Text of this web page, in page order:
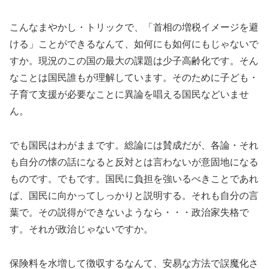
こんなまやかし・トリックで、「首相の増税イメージを避
ける」ことができるなんて、如何にも如何にもじゃないで
すか。現況のこの国の最大の課題は少子高齢化です。そん
なことは国民誰もが理解しています。そのために子ども・
子育て支援が必要なことに異論を唱える国民などいませ
ん。
でも国民はわがままです。総論には賛成だが、各論・それ
も自分の懐の話になると反対とは言わないが意固地になる
ものです。でもです。国民に負担を強いるべきことであれ
ば、国民に向かってしっかりと説明する。それも自分の言
葉で。その説得ができないようなら・・・政治家失格で
す。それが政治じゃないですか。
保険料を水増して徴収するなんて、安易な方法で誤魔化さ